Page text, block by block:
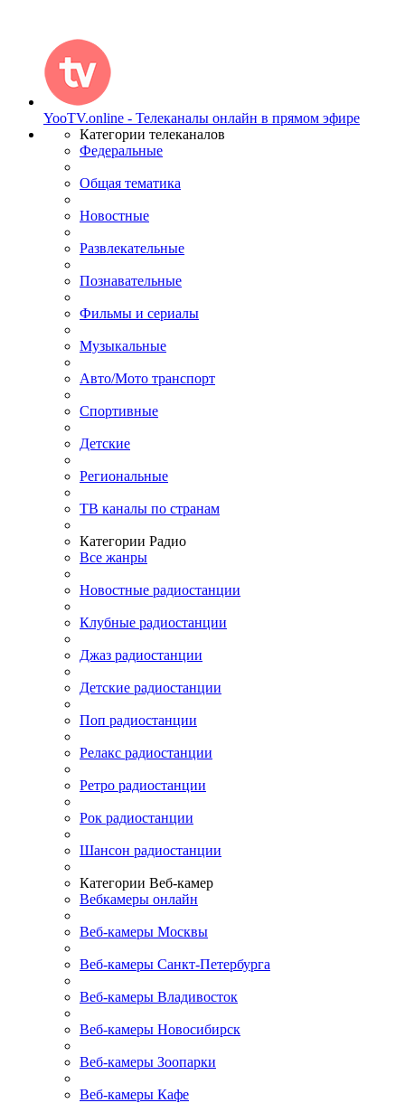
YooTV.online - Телеканалы онлайн в прямом эфире
Категории телеканалов
Федеральные
Общая тематика
Новостные
Развлекательные
Познавательные
Фильмы и сериалы
Музыкальные
Авто/Мото транспорт
Спортивные
Детские
Региональные
ТВ каналы по странам
Категории Радио
Все жанры
Новостные радиостанции
Клубные радиостанции
Джаз радиостанции
Детские радиостанции
Поп радиостанции
Релакс радиостанции
Ретро радиостанции
Рок радиостанции
Шансон радиостанции
Категории Веб-камер
Вебкамеры онлайн
Веб-камеры Москвы
Веб-камеры Санкт-Петербурга
Веб-камеры Владивосток
Веб-камеры Новосибирск
Веб-камеры Зоопарки
Веб-камеры Кафе